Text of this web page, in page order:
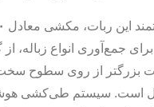
این ربات، مکشی معادل
جمع‌آوری انواع زباله، از
بزرگتر از روی سطوح
است. سیستم طی‌کشی